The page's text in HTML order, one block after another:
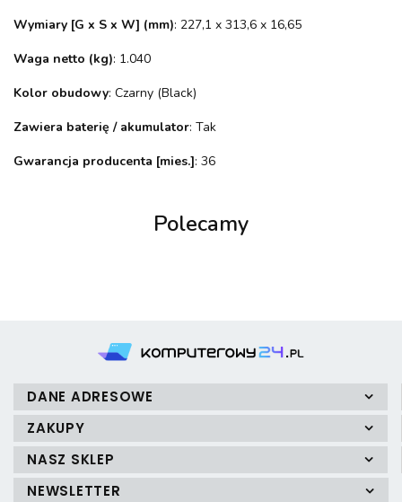
Wymiary [G x S x W] (mm): 227,1 x 313,6 x 16,65
Waga netto (kg): 1.040
Kolor obudowy: Czarny (Black)
Zawiera baterię / akumulator: Tak
Gwarancja producenta [mies.]: 36
Polecamy
DANE ADRESOWE
ZAKUPY
NASZ SKLEP
NEWSLETTER